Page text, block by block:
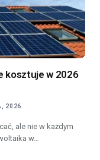
kosztuje w 2026
2026
ale nie w każdym
w…